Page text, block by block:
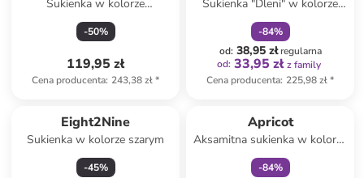
Sukienka w kolorze
kremowym
-50%
119,95 zł
Cena producenta: 243,38 zł*
Sukienka "Dleni" w kolorze
jasnobrązowym
-84%
od: 38,95 złregularna
od: 33,95 zł z family
Cena producenta: 225,98 zł*
Eight2Nine
Sukienka w kolorze szarym
-45%
Apricot
Aksamitna sukienka w kolorze
czarnym
-84%